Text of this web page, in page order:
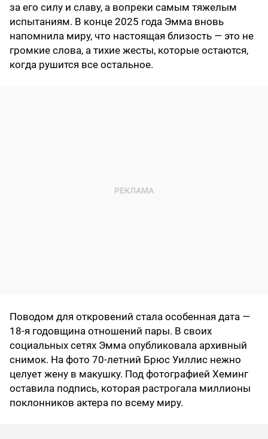
за его силу и славу, а вопреки самым тяжелым
испытаниям. В конце 2025 года Эмма вновь
напомнила миру, что настоящая близость — это не
громкие слова, а тихие жесты, которые остаются,
когда рушится все остальное.
Поводом для откровений стала особенная дата —
18-я годовщина отношений пары. В своих
социальных сетях Эмма опубликовала архивный
снимок. На фото 70-летний Брюс Уиллис нежно
целует жену в макушку. Под фотографией Хеминг
оставила подпись, которая растрогала миллионы
поклонников актера по всему миру.